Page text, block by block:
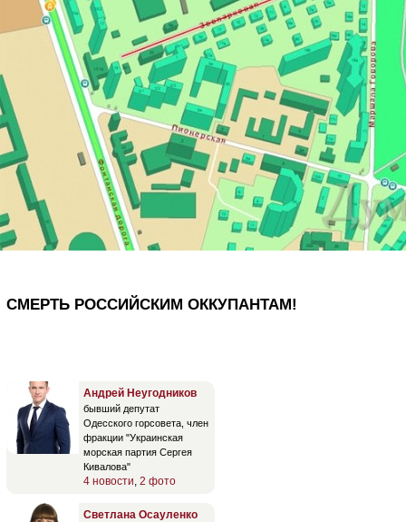
СМЕРТЬ РОССИЙСКИМ ОККУПАНТАМ!
Андрей Неугодников
бывший депутат
Одесского горсовета, член
фракции "Украинская
морская партия Сергея
Кивалова"
4 новости 2 фото
Светлана Осауленко